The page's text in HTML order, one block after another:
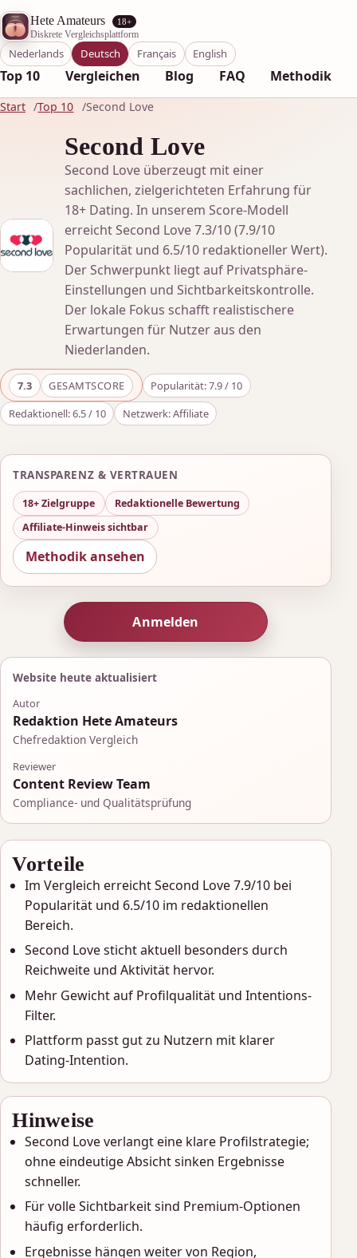
Hete Amateurs 18+
Diskrete Vergleichsplattform
Top 10 Vergleichen Blog FAQ Methodik
Nederlands Deutsch Français English
Start Top 10 Second Love
Second Love
Second Love überzeugt mit einer
sachlichen, zielgerichteten Erfahrung für
18+ Dating. In unserem Score-Modell
erreicht Second Love 7.3/10 (7.9/10
Popularität und 6.5/10 redaktioneller Wert).
Der Schwerpunkt liegt auf Privatsphäre-
Einstellungen und Sichtbarkeitskontrolle.
Der lokale Fokus schafft realistischere
Erwartungen für Nutzer aus den
Niederlanden.
7.3 GESAMTSCORE
Popularität: 7.9 / 10
Redaktionell: 6.5 / 10
Netzwerk: Affiliate
TRANSPARENZ & VERTRAUEN
18+ Zielgruppe
Redaktionelle Bewertung
Affiliate-Hinweis sichtbar
Methodik ansehen
Anmelden
Website heute aktualisiert
Autor
Redaktion Hete Amateurs
Chefredaktion Vergleich
Reviewer
Content Review Team
Compliance- und Qualitätsprüfung
Vorteile
Im Vergleich erreicht Second Love 7.9/10 bei
Popularität und 6.5/10 im redaktionellen
Bereich.
Second Love sticht aktuell besonders durch
Reichweite und Aktivität hervor.
Mehr Gewicht auf Profilqualität und Intentions-
Filter.
Plattform passt gut zu Nutzern mit klarer
Dating-Intention.
Hinweise
Second Love verlangt eine klare Profilstrategie;
ohne eindeutige Absicht sinken Ergebnisse
schneller.
Für volle Sichtbarkeit sind Premium-Optionen
häufig erforderlich.
Ergebnisse hängen weiter von Region,